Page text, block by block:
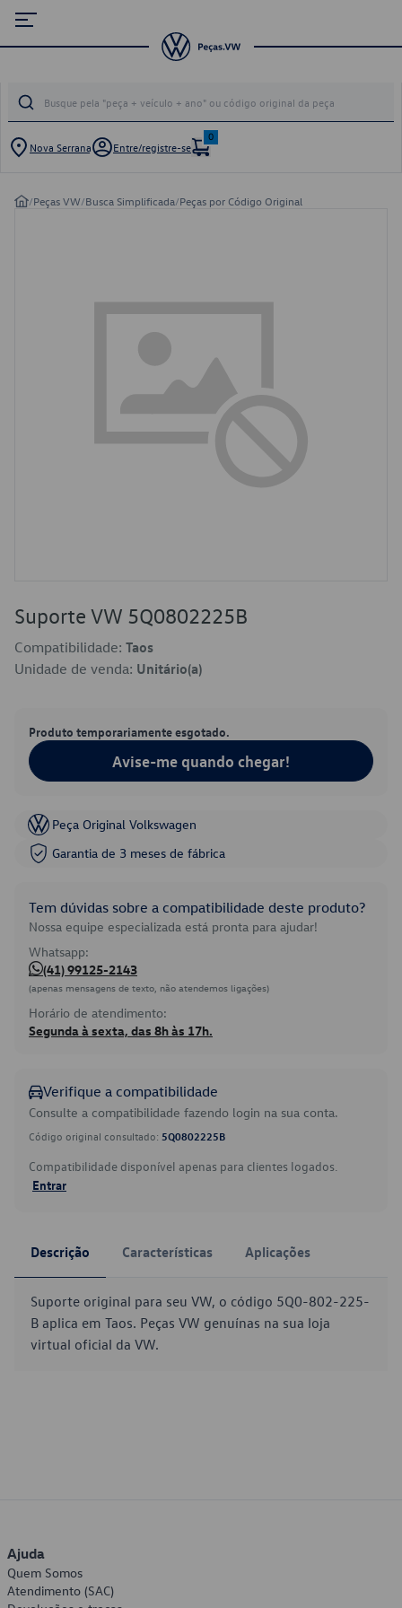
Nova Serrana Entre/registre-se
0
/Peças VW/Busca Simplificada/Peças por Código Original
Suporte VW 5Q0802225B
Compatibilidade: Taos
Unidade de venda: Unitário(a)
Produto temporariamente esgotado.
Avise-me quando chegar!
Peça Original Volkswagen
Garantia de 3 meses de fábrica
Tem dúvidas sobre a compatibilidade deste produto?
Nossa equipe especializada está pronta para ajudar!
Whatsapp:
(41) 99125-2143
(apenas mensagens de texto, não atendemos ligações)
Horário de atendimento:
Segunda à sexta, das 8h às 17h.
Verifique a compatibilidade
Consulte a compatibilidade fazendo login na sua conta.
Código original consultado: 5Q0802225B
Compatibilidade disponível apenas para clientes logados.
Entrar
Descrição Características Aplicações
Suporte original para seu VW, o código 5Q0-802-225-
B aplica em Taos. Peças VW genuínas na sua loja
virtual oficial da VW.
Ajuda
Quem Somos
Atendimento (SAC)